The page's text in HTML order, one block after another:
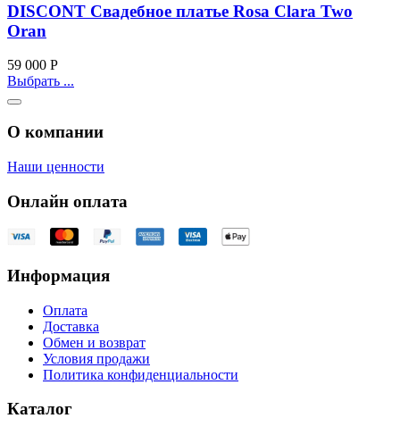
DISCONT Свадебное платье Rosa Clara Two
Oran
59 000 Р
Выбрать ...
О компании
Наши ценности
Онлайн оплата
Информация
Оплата
Доставка
Обмен и возврат
Условия продажи
Политика конфиденциальности
Каталог